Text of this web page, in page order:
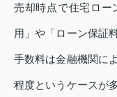
売却時点で住宅ロー
用」や「ローン保証
手数料は金融機関に
程度というケースが